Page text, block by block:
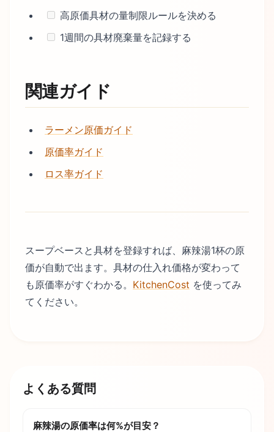
高原価具材の量制限ルールを決める
1週間の具材廃棄量を記録する
関連ガイド
ラーメン原価ガイド
原価率ガイド
ロス率ガイド
スープベースと具材を登録すれば、麻辣湯1杯の原
価が自動で出ます。具材の仕入れ価格が変わって
も原価率がすぐわかる。 KitchenCost を使ってみ
てください。
よくある質問
麻辣湯の原価率は何%が目安？